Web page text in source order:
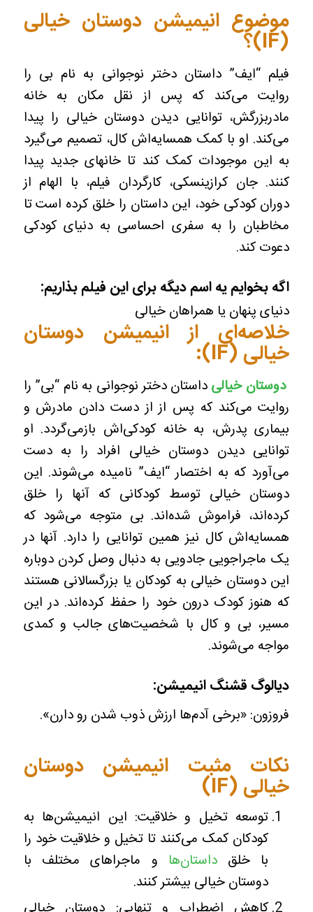
موضوع انیمیشن دوستان خیالی
(IF)؟
فیلم “ایف” داستان دختر نوجوانی به نام بی را
روایت می‌کند که پس از نقل مکان به خانه
مادربزرگش، توانایی دیدن دوستان خیالی را پیدا
می‌کند. او با کمک همسایه‌اش کال، تصمیم می‌گیرد
به این موجودات کمک کند تا خانهای جدید پیدا
کنند. جان کرازینسکی، کارگردان فیلم، با الهام از
دوران کودکی خود، این داستان را خلق کرده است تا
مخاطبان را به سفری احساسی به دنیای کودکی
دعوت کند.
اگه بخوایم یه اسم دیگه برای این فیلم بذاریم:
دنیای پنهان یا همراهان خیالی
خلاصه‌ای از انیمیشن دوستان
خیالی(IF)
:
دوستان خیالیداستان دختر نوجوانی به نام “بی” را
روایت می‌کند که پس از از دست دادن مادرش و
بیماری پدرش، به خانه کودکی‌اش بازمی‌گردد. او
توانایی دیدن دوستان خیالی افراد را به دست
می‌آورد که به اختصار “ایف” نامیده می‌شوند. این
دوستان خیالی توسط کودکانی که آنها را خلق
کرده‌اند، فراموش شده‌اند. بی متوجه می‌شود که
همسایه‌اش کال نیز همین توانایی را دارد. آنها در
یک ماجراجویی جادویی به دنبال وصل کردن دوباره
این دوستان خیالی به کودکان یا بزرگسالانی هستند
که هنوز کودک درون خود را حفظ کرده‌اند. در این
مسیر، بی و کال با شخصیت‌های جالب و کمدی
مواجه می‌شوند.
دیالوگ قشنگ انیمیشن:
فروزون: «برخی آدم‌ها ارزش ذوب شدن رو دارن».
نکات مثبت انیمیشن دوستان
خیالی(IF)
توسعه تخیل و خلاقیت: این انیمیشن‌ها به
کودکان کمک می‌کنند تا تخیل و خلاقیت خود را
با خلقداستان‌ها و ماجراهای مختلف با
دوستان خیالی بیشتر کنند.